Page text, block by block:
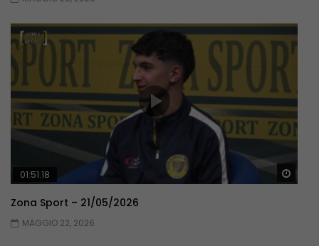
01:51:18
Zona Sport – 21/05/2026
MAGGIO 22, 2026